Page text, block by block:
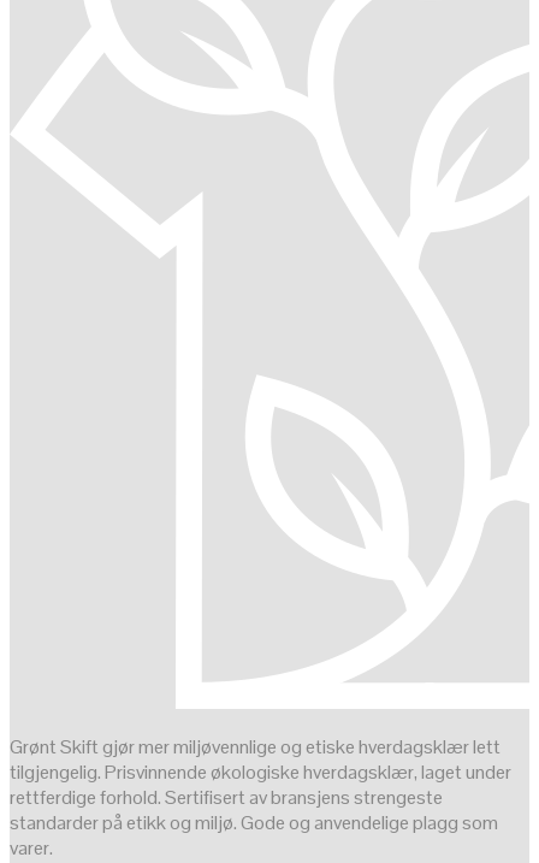
Grønt Skift gjør mer miljøvennlige og etiske hverdagsklær lett
tilgjengelig. Prisvinnende økologiske hverdagsklær, laget under
rettferdige forhold. Sertifisert av bransjens strengeste
standarder på etikk og miljø. Gode og anvendelige plagg som
varer.